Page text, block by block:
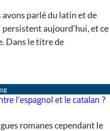
avons parlé du latin et de
aujourd’hui, et ce
Dans le titre de
l’espagnol et le catalan ?
romanes cependant le